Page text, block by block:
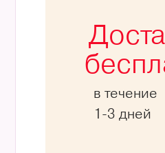
в течение
1-3 дней